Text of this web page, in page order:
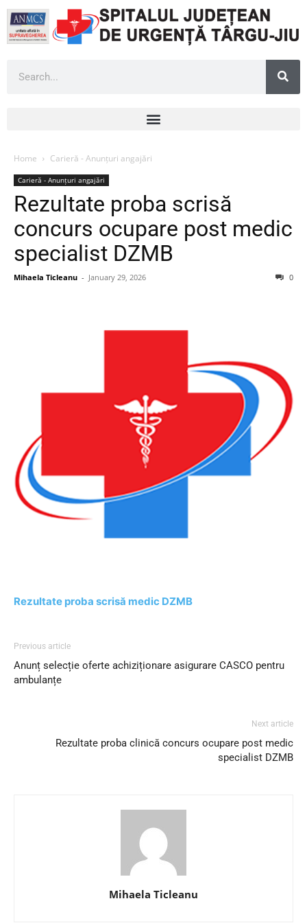
Home Carieră - Anunțuri angajări
Carieră - Anunțuri angajări
Rezultate proba scrisă
concurs ocupare post medic
specialist DZMB
Mihaela Ticleanu - January 29, 2026 0
Rezultate proba scrisă medic DZMB
Previous article
Anunț selecție oferte achiziționare asigurare CASCO pentru
ambulanțe
Next article
Rezultate proba clinică concurs ocupare post medic
specialist DZMB
Mihaela Ticleanu